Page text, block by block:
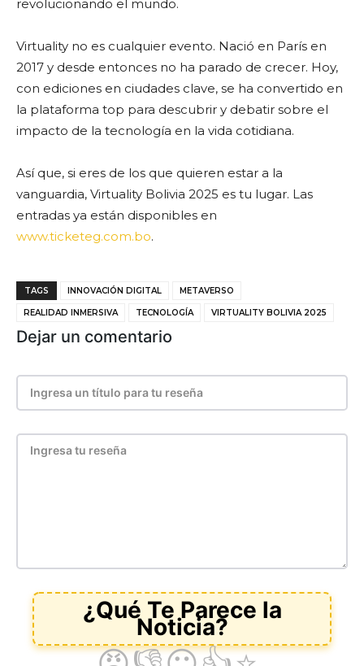
revolucionando el mundo.
Virtuality no es cualquier evento. Nació en París en
2017 y desde entonces no ha parado de crecer. Hoy,
con ediciones en ciudades clave, se ha convertido en
la plataforma top para descubrir y debatir sobre el
impacto de la tecnología en la vida cotidiana.
Así que, si eres de los que quieren estar a la
vanguardia, Virtuality Bolivia 2025 es tu lugar. Las
entradas ya están disponibles en
www.ticketeg.com.bo.
TAGS INNOVACIÓN DIGITAL METAVERSO
REALIDAD INMERSIVA TECNOLOGÍA VIRTUALITY BOLIVIA 2025
Dejar un comentario